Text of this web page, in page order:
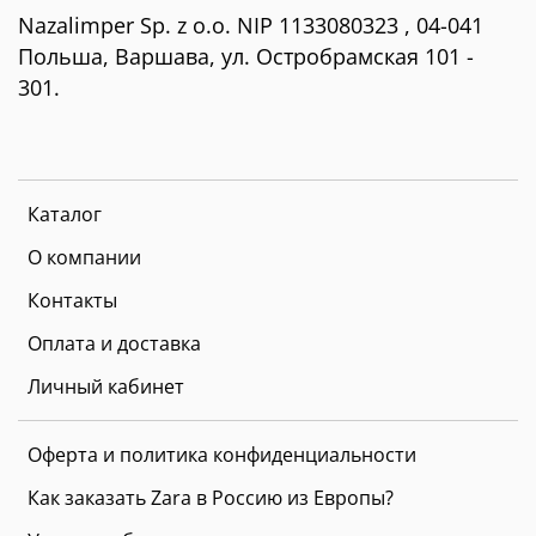
Каталог
О компании
Контакты
Оплата и доставка
Личный кабинет
Оферта и политика конфиденциальности
Как заказать Zara в Россию из Европы?
Nazalimper Sp. z o.o. NIP 1133080323 , 04-041
Польша, Варшава, ул. Остробрамская 101 -
301.